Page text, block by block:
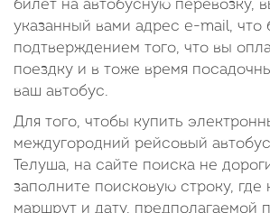
билет на автобусную перевозку,
указанный вами адрес e-mail, что
подтверждением того, что вы
поездку и в тоже время
ваш автобус.
Для того, чтобы купить
междугородний рейсовый
Телуша, на сайте поиска не
заполните поисковую строку, где
маршрут и дату, предполагаемой